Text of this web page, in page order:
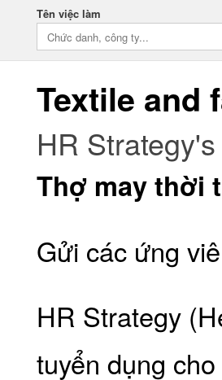
Tên việc làm
Textile and
HR
Thợ may thời
Gửi các ứng
HR Strategy
tuyển dụng